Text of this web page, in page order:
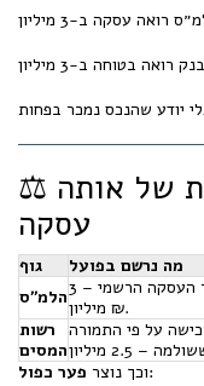
⚖️ שני גופים – שתי גרסאות של אותה
עסקה
גוף מה נרשם בפועל
הלמ״סרושם את מחיר העסקה הרשמי – 3
מיליון ₪.
רשות
המסים
על פי התמורה
וכך נוצר פער כפול
: